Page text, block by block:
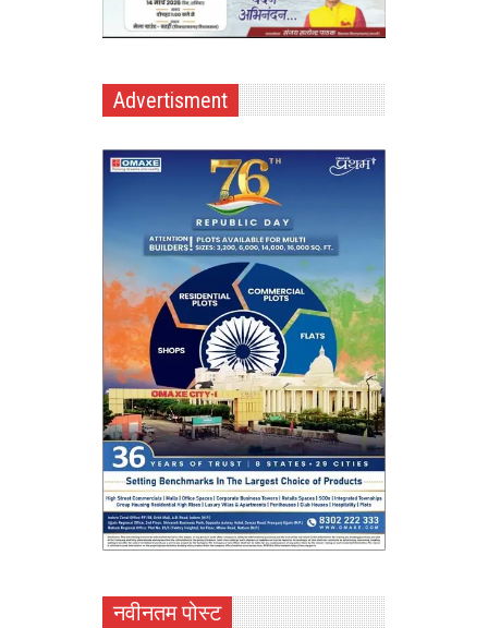
Advertisment
नवीनतम पोस्ट